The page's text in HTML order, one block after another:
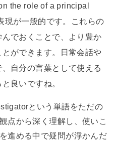
the role of a principal
現が一般的です。これらの
でおくことで、より豊か
ができます。日常会話や
自分の言葉として使える
良いですね。
という単語をただの
点から深く理解し、使いこ
進める中で疑問が浮かんだ